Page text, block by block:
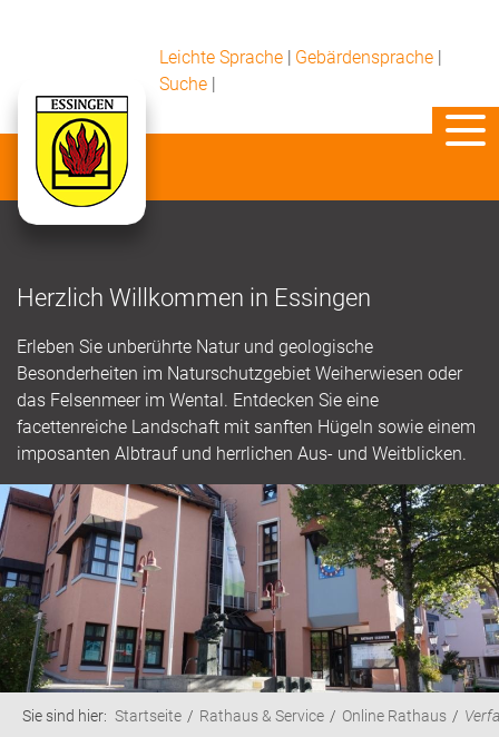
Leichte Sprache | Gebärdensprache |
Suche |
Herzlich Willkommen in Essingen
Erleben Sie unberührte Natur und geologische
Besonderheiten im Naturschutzgebiet Weiherwiesen oder
das Felsenmeer im Wental. Entdecken Sie eine
facettenreiche Landschaft mit sanften Hügeln sowie einem
imposanten Albtrauf und herrlichen Aus- und Weitblicken.
Sie sind hier: Startseite Rathaus & Service Online Rathaus